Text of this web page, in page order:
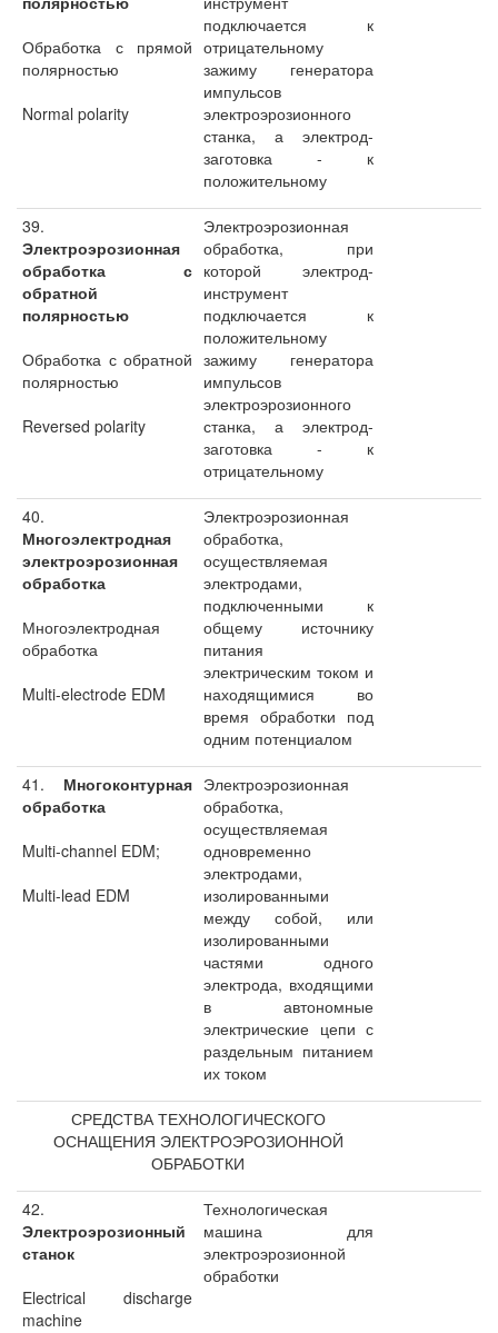
Обработка с прямой
полярностью
Normal polarity
подключается к
отрицательному
зажиму генератора
импульсов
электроэрозионного
станка, а электрод-
заготовка - к
положительному
39.
Электроэрозионная
обработка с
обратной
полярностью
Обработка с обратной
полярностью
Reversed polarity
Электроэрозионная
обработка, при
которой электрод-
инструмент
подключается к
положительному
зажиму генератора
импульсов
электроэрозионного
станка, а электрод-
заготовка - к
отрицательному
40.
Многоэлектродная
электроэрозионная
обработка
Многоэлектродная
обработка
Multi-electrode EDM
Электроэрозионная
обработка,
осуществляемая
электродами,
подключенными к
общему источнику
питания
электрическим током и
находящимися во
время обработки под
одним потенциалом
41. Многоконтурная
обработка
Multi-channel EDM;
Multi-lead EDM
Электроэрозионная
обработка,
осуществляемая
одновременно
электродами,
изолированными
между собой, или
изолированными
частями одного
электрода, входящими
в автономные
электрические цепи с
раздельным питанием
их током
СРЕДСТВА ТЕХНОЛОГИЧЕСКОГО
ОСНАЩЕНИЯ ЭЛЕКТРОЭРОЗИОННОЙ
ОБРАБОТКИ
42.
Электроэрозионный
станок
Electrical discharge
machine
Технологическая
машина для
электроэрозионной
обработки